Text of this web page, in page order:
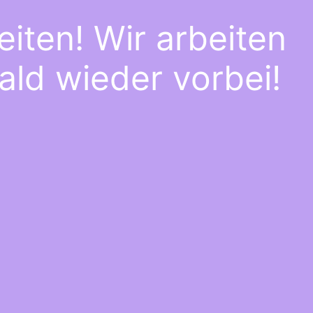
Wir arbeiten
wieder vorbei!